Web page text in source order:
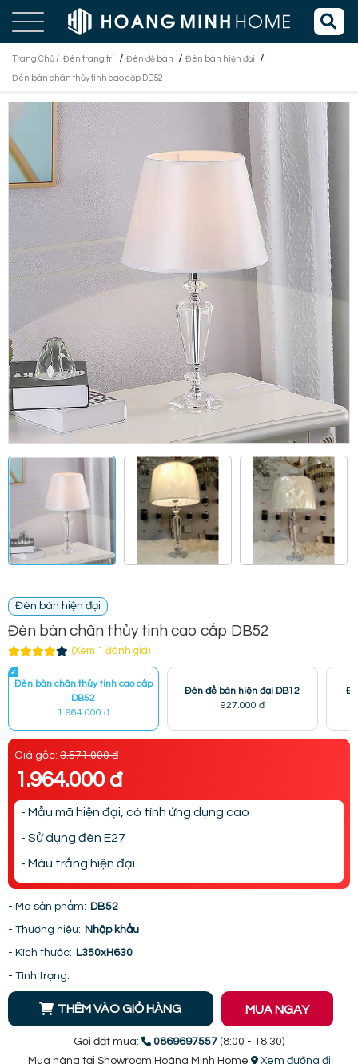
Trang Chủ / Đèn trang trí / Đèn để bàn / Đèn bàn hiện đại /
Đèn bàn chân thủy tinh cao cấp DB52
Đèn bàn hiện đại
Đèn bàn chân thủy tinh cao cấp DB52
(Xem 1 đánh giá)
Đèn bàn chân thủy tinh cao cấp
DB52
1.964.000 đ
Đèn để bàn hiện đại DB12
927.000 đ
Giá gốc: 3.571.000 đ
1.964.000 đ
- Mẫu mã hiện đại, có tính ứng dụng cao
- Sử dụng đèn E27
- Màu trắng hiện đại
- Mã sản phẩm: DB52
- Thương hiệu: Nhập khẩu
- Kích thước: L350xH630
- Tình trạng:
THÊM VÀO GIỎ HÀNG MUA NGAY
Gọi đặt mua: 0869697557 (8:00 - 18:30)
Mua hàng tại Showroom Hoàng Minh Home
Xem đường đi